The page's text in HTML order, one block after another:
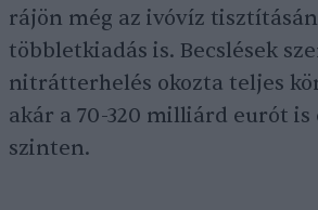
rájön még az ivóvíz
többletkiadás is. Becslések
nitrátterhelés okozta teljes
akár a 70-320 milliárd eurót is
szinten.